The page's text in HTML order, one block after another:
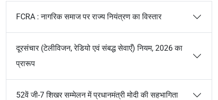
FCRA : नागरिक समाज पर राज्य नियंत्रण का विस्तार
दूरसंचार (टेलीविजन, रेडियो एवं संबद्ध सेवाएँ) नियम, 2026 का
प्रारूप
52वें जी-7 शिखर सम्मेलन में प्रधानमंत्री मोदी की सहभागिता